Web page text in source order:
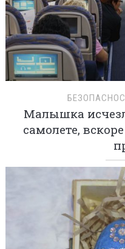
Малышка
самолете,